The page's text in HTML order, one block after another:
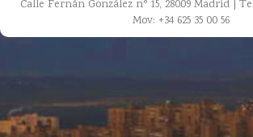
Calle Fernán González nº 15, 28009 Madrid |
Mov: +34 625 35 00 56